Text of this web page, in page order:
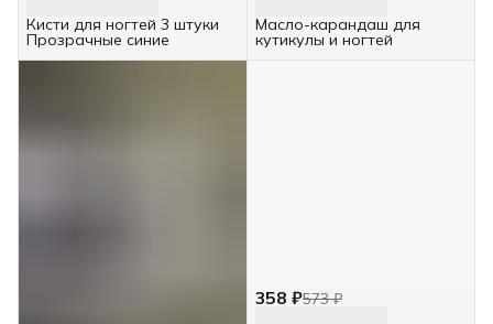
Кисти для ногтей 3 штуки
Прозрачные синие
Масло-карандаш для
кутикулы и ногтей
358 ₽573 ₽